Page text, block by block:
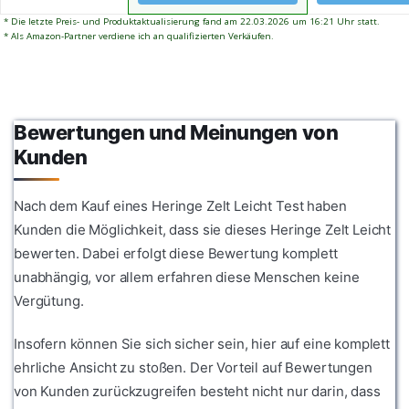
Werfen Sie
* Die letzte Preis- und Produktaktualisierung fand am 22.03.2026 um 16:21 Uhr statt.
* Als Amazon-Partner verdiene ich an qualifizierten Verkäufen.
Bewertungen und Meinungen von
Kunden
Nach dem Kauf eines Heringe Zelt Leicht Test haben
Kunden die Möglichkeit, dass sie dieses Heringe Zelt Leicht
bewerten. Dabei erfolgt diese Bewertung komplett
unabhängig, vor allem erfahren diese Menschen keine
Vergütung.
Insofern können Sie sich sicher sein, hier auf eine komplett
ehrliche Ansicht zu stoßen. Der Vorteil auf Bewertungen
von Kunden zurückzugreifen besteht nicht nur darin, dass